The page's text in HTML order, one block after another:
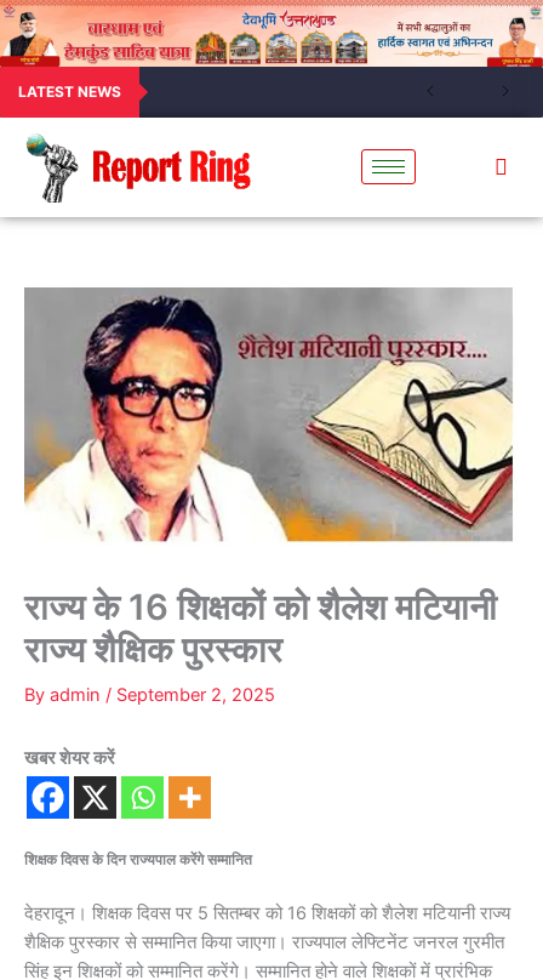
LATEST NEWS
राज्य के 16 शिक्षकों को शैलेश मटियानी
राज्य शैक्षिक पुरस्कार
By admin / September 2, 2025
खबर शेयर करें
शिक्षक दिवस के दिन राज्यपाल करेंगे सम्मानित
देहरादून। शिक्षक दिवस पर 5 सितम्बर को 16 शिक्षकों को शैलेश मटियानी राज्य
शैक्षिक पुरस्कार से सम्मानित किया जाएगा। राज्यपाल लेफ्टिनेंट जनरल गुरमीत
सिंह इन शिक्षकों को सम्मानित करेंगे। सम्मानित होने वाले शिक्षकों में प्रारंभिक